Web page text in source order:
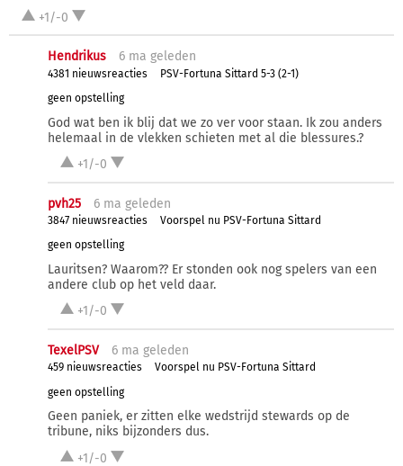
+1/-0
Hendrikus 6 ma geleden
4381 nieuwsreacties
PSV-Fortuna Sittard 5-3 (2-1)
geen opstelling
God wat ben ik blij dat we zo ver voor staan. Ik zou anders
helemaal in de vlekken schieten met al die blessures.?
+1/-0
pvh25 6 ma geleden
3847 nieuwsreacties
Voorspel nu PSV-Fortuna Sittard
geen opstelling
Lauritsen? Waarom?? Er stonden ook nog spelers van een
andere club op het veld daar.
+1/-0
TexelPSV 6 ma geleden
459 nieuwsreacties
Voorspel nu PSV-Fortuna Sittard
geen opstelling
Geen paniek, er zitten elke wedstrijd stewards op de
tribune, niks bijzonders dus.
+1/-0